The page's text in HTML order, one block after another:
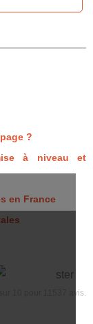
?
à niveau et
en France
avis.